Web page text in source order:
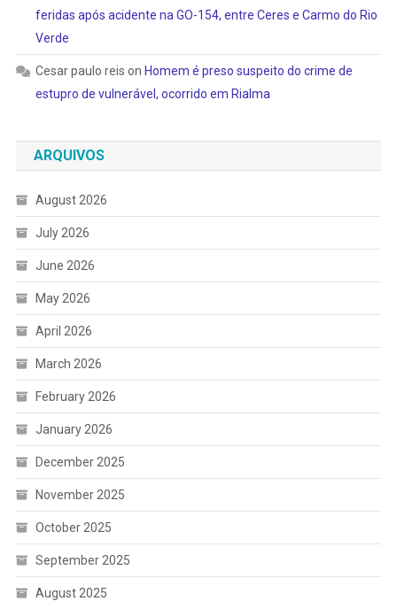
feridas após acidente na GO-154, entre Ceres e Carmo do Rio
Verde
Cesar paulo reis on Homem é preso suspeito do crime de
estupro de vulnerável, ocorrido em Rialma
ARQUIVOS
August 2026
July 2026
June 2026
May 2026
April 2026
March 2026
February 2026
January 2026
December 2025
November 2025
October 2025
September 2025
August 2025